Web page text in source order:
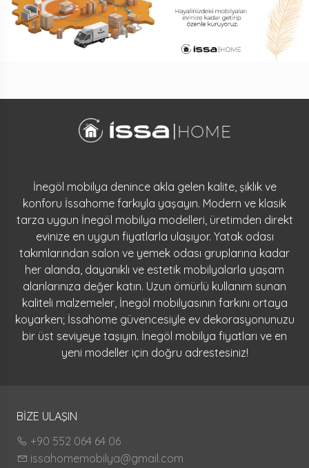
İnegöl mobilya denince akla gelen kalite, şıklık ve
konforu İssahome farkıyla yaşayın. Modern ve klasik
tarza uygun İnegöl mobilya modelleri, üretimden direkt
evinize en uygun fiyatlarla ulaşıyor. Yatak odası
takımlarından salon ve yemek odası gruplarına kadar
her alanda, dayanıklı ve estetik mobilyalarla yaşam
alanlarınıza değer katın. Uzun ömürlü kullanım sunan
kaliteli malzemeler, İnegöl mobilyasının farkını ortaya
koyarken; İssahome güvencesiyle ev dekorasyonunuzu
bir üst seviyeye taşıyın. İnegöl mobilya fiyatları ve en
yeni modeller için doğru adrestesiniz!
BİZE ULAŞIN
+90 552 064 64 06
issahomemobilya@gmail.com